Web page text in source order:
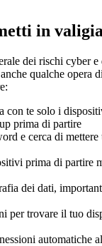
in
dei rischi cyber e
qualche opera
con te solo i
prima di partire
e cerca di mettere
prima di partire
dei dati,
per trovare il tuo
automatiche